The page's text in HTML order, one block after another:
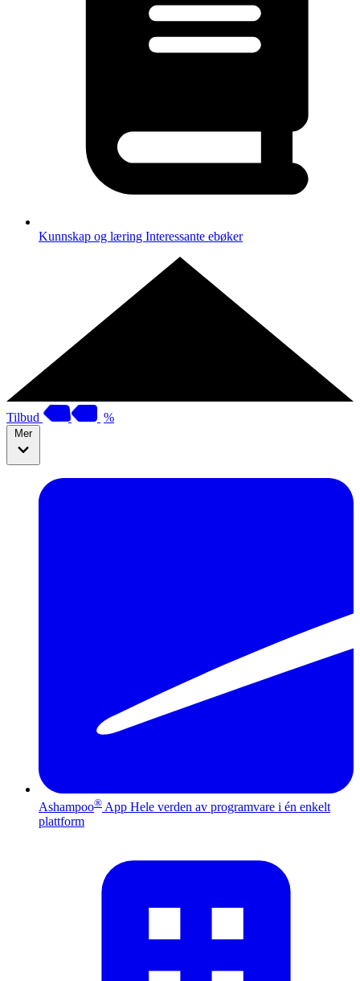
Kunnskap og læring Interessante ebøker
Tilbud %
Mer
Ashampoo® App Hele verden av programvare i én enkelt
plattform